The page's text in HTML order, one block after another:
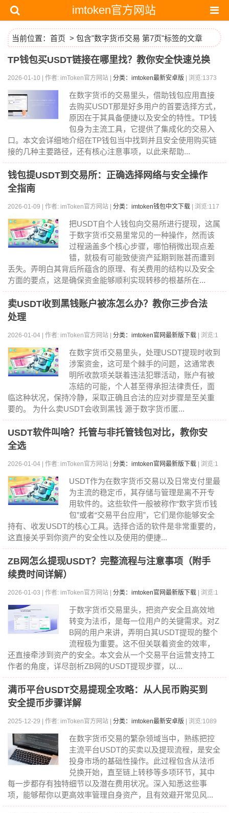
imtoken官方网站
当前位置： 首页 > 包含"数字货币交易 第7页"标签的文章
TP钱包买USDT链接在哪里找？教你安全快速兑换
2026-01-10 | 作者: imToken官方网站 | 分类：imtoken最新安卓版 | 浏览:1373
在数字货币的交易里头，借助钱包应用直接
去购买USDT那是好多用户的首要选择方式，
原因在于其具备便捷以及安全的特性。TP钱
包身为主流工具，它提供了集成化的交易入
口。本文会详细地介绍在TP钱包当中找到并且安全使用购买链
接的几种主要路径，还有核心注意事项，以此来帮助...
钱包提USDT到交易所：正确选择网络与安全操作
全指南
2026-01-09 | 作者: imToken官方网站 | 分类：imtoken钱包中文下载 | 浏览:117
1
把USDT自个人钱包向交易所进行提现，这属
于数字货币交易里常见的一种操作，然而该
过程涵盖多个核心步骤，哪怕稍微出现点差
错，就极有可能致使资产延期到账甚而遭到
丢失。弄明白其背后所蕴含的原理、有关费用的结构以及安全
方面的要点，这是确保资金能够顺利实现转移的根基所在...
卖USDT收到黑钱账户被冻怎么办？教你三步合法
处理
2026-01-04 | 作者: imToken官方网站 | 分类：imtoken官网最新版下载 | 浏览:1
283
在数字货币交易里头，处理USDT提现时收到
涉案资金，这可是个棘手的问题，这通常表
明所收款项关联着违法犯罪活动，账户有被
冻结的可能，个人甚至得承担法律责任，面
临这种状况，保持冷静，采取正确且合法的应对步骤是至关重
要的。 为什么卖USDT会收到黑钱 源于数字货币匿...
USDT软件叫啥？托管与非托管钱包对比，教你安
全选
2026-01-04 | 作者: imToken官方网站 | 分类：imtoken官网最新版下载 | 浏览:1
334
USDT作为在数字货币交易以及日常支付里最
为主流的稳定币，其存储与管理是离不开专
用软件的。这些软件一般被称作“数字货币钱
包”或者“交易平台应用”，它们是你能够安全
持有、收发USDT的核心工具。选择合适的软件是非常重要的，
这直接关乎到你资产的安全性以及使用的便捷...
ZB网怎么提现USDT？完整流程与注意事项（附手
续费时间详解）
2026-01-03 | 作者: imToken官方网站 | 分类：imtoken官网最新版下载 | 浏览:1
328
于数字货币交易里头，把资产安全且高效地
转变为法币，是每一位用户的关键需求。对Z
B网的用户来讲，弄明白其USDT提现的整个
流程极为重要。这不但关联着资金的效率，
还直接牵涉到资产的安全。本文会从一个交易平台运营支持工
作者的角度，详尽剖析ZB网的USDT提现步骤，以...
满币平台USDT交易提现全攻略：从人民币购买到
安全提币步骤详解
2025-12-29 | 作者: imToken官方网站 | 分类：imtoken最新安卓版 | 浏览:1089
在数字货币交易的繁杂领域当中，熟练把控
主流平台USDT的买卖以及提现流程，是安全
投身市场的基础性操作。此过程包含从法币
兑换开始，直至链上转移等多项环节，其中
每一步都存有独特细节以及潜在费用状况。深入知悉这些事
项，能够帮你以更高效率管理自身资产，且有效避开常见风...